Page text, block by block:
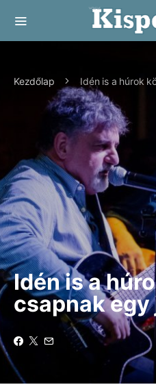
Kezdőlap Idén is a húrok
Idén is a
csapnak egy